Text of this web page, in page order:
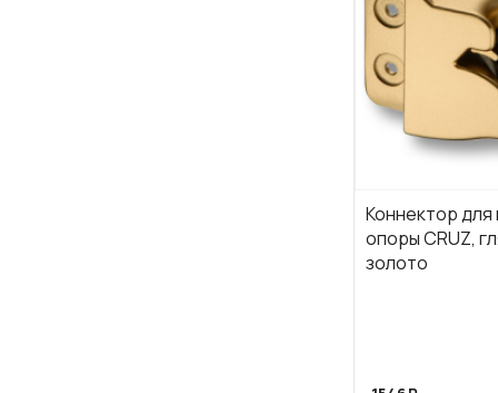
Коннектор
опоры CRUZ,
золото